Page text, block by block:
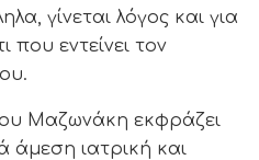
γίνεται λόγος και για
που εντείνει τον
Μαζωνάκη εκφράζει
άμεση ιατρική και